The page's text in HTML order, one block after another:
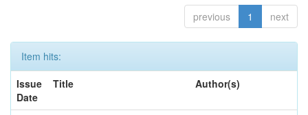
previous 1 next
Item hits:
Issue
Date
Title Author(s)